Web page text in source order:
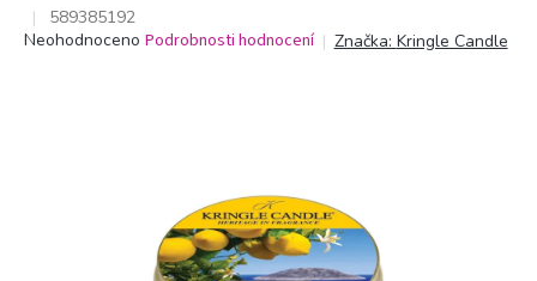
589385192
Průměrné
Neohodnoceno Podrobnosti hodnocení Značka: Kringle Candle